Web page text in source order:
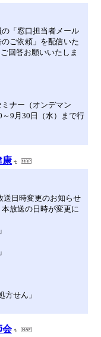
の「窓口担当者メール
ご依頼」を配信いた
回答お願いいたしま
ナー（オンデマン
～9月30日（水）まで行
康
日時変更のお知らせ
放送の日時が変更に
方せん」
会